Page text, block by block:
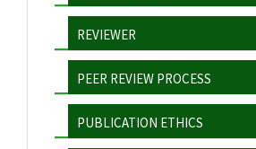
REVIEWER
PEER REVIEW PROCESS
PUBLICATION ETHICS